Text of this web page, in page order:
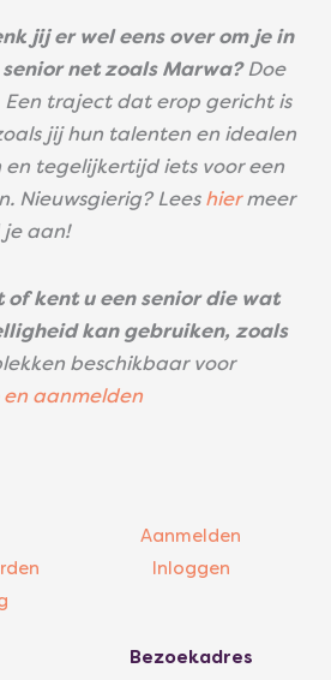
jij er wel eens over om je in
net zoals Marwa?Doe
Een traject dat erop gericht is
jij hun talenten en idealen
tegelijkertijd iets voor een
Nieuwsgierig? Lees hiermeer
aan!
of kent u een senior die wat
kan gebruiken, zoals
beschikbaar voor
en aanmelden
Aanmelden
Inloggen
Bezoekadres